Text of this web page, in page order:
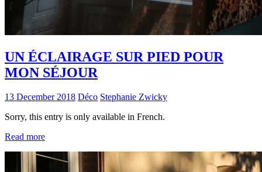
UN ÉCLAIRAGE SUR PIED POUR
MON SÉJOUR
13 December 2018 Déco Stephanie Zwicky
Sorry, this entry is only available in French.
Read more